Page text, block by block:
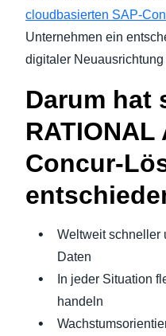
cloudbasierten SAP-
Unternehmen ein
digitaler
Darum hat
RATIONAL
Concur-
Weltweit schneller
Daten
In jeder Situation
handeln